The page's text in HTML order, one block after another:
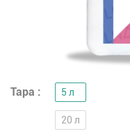
Тара : 5 л
20 л